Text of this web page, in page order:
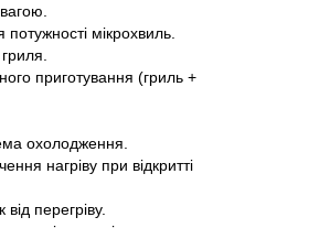
потужності мікрохвиль.
приготування (гриль +
охолодження.
нагріву при відкритті
перегріву.